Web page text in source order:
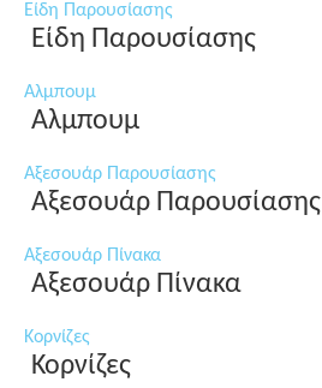
Είδη Παρουσίασης
Είδη Παρουσίασης
Αλμπουμ
Αλμπουμ
Αξεσουάρ Παρουσίασης
Αξεσουάρ Παρουσίασης
Αξεσουάρ Πίνακα
Αξεσουάρ Πίνακα
Κορνίζες
Κορνίζες